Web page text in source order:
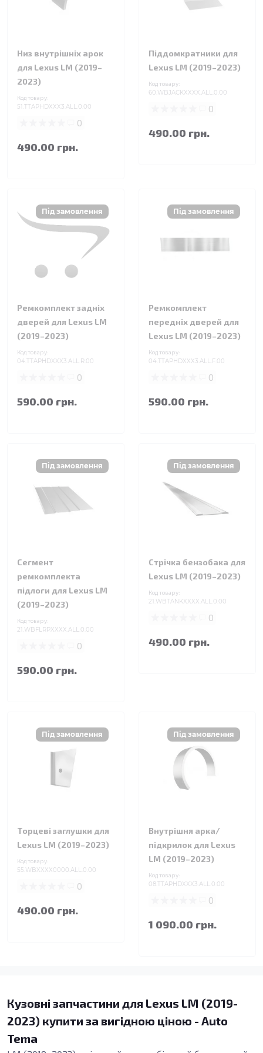
Низ внутрішніх арок
для Lexus LM (2019–
2023)
Код товару:
51.TTAPHDXXX3.ALL.0.00
0
490.00 грн.
Піддомкратники для
Lexus LM (2019–2023)
Код товару:
60.WBJACKXXXX.ALL.0.00
0
490.00 грн.
Ремкомплект задніх
дверей для Lexus LM
(2019–2023)
Код товару:
04.TTAPHDXXX3.ALL.R.00
0
590.00 грн.
Ремкомплект
передніх дверей для
Lexus LM (2019–2023)
Код товару:
04.TTAPHDXXX3.ALL.F.00
0
590.00 грн.
Сегмент
ремкомплекта
підлоги для Lexus LM
(2019–2023)
Код товару:
21.WBFLRPXXXX.ALL.0.00
0
590.00 грн.
Стрічка бензобака для
Lexus LM (2019–2023)
Код товару:
21.WBTANKXXXX.ALL.0.00
0
490.00 грн.
Торцеві заглушки для
Lexus LM (2019–2023)
Код товару:
55.WBXXXX0000.ALL.0.00
0
490.00 грн.
Внутрішня арка/
підкрилок для Lexus
LM (2019–2023)
Код товару:
08.TTAPHDXXX3.ALL.0.00
0
1 090.00 грн.
Кузовні запчастини для Lexus LM (2019-
2023) купити за вигідною ціною - Auto
Tema